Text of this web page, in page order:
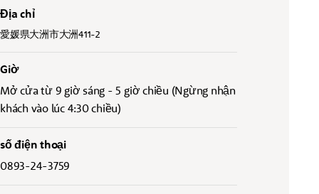
Địa chỉ
愛媛県大洲市大洲411-2
Giờ
Mở cửa từ 9 giờ sáng - 5 giờ chiều (Ngừng nhận
khách vào lúc 4:30 chiều)
số điện thoại
0893-24-3759